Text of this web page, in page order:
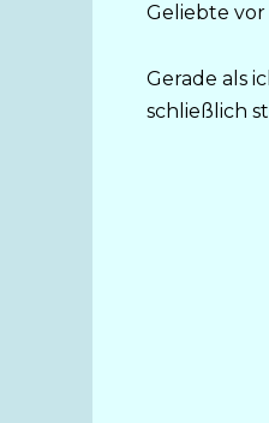
Geliebte
Gerade als
schließlich